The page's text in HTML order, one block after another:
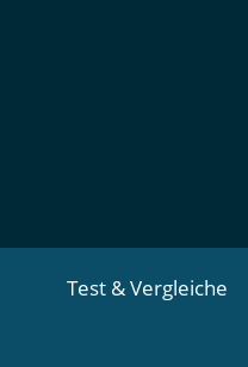
Test & Vergleiche